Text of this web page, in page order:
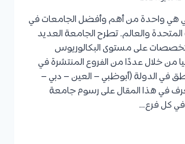
هي واحدة من أهم وأفضل الجامعات في
المتحدة والعالم. تطرح الجامعة العديد
على مستوى البكالوريوس
من خلال عددًا من الفروع المنتشرة في
في الدولة (أبوظبي – العين – دبي –
في هذا المقال على رسوم جامعة